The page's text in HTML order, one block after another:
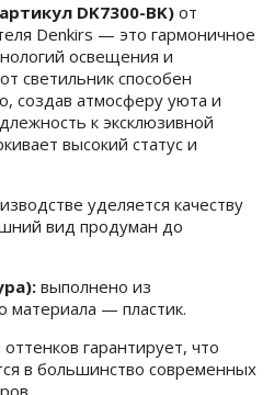
DK7300-BK) от
Denkirs — это гармоничное
освещения и
светильник способен
создав атмосферу уюта и
к эксклюзивной
высокий статус и
уделяется качеству
вид продуман до
выполнено из
материала — пластик.
гарантирует, что
в большинство современных